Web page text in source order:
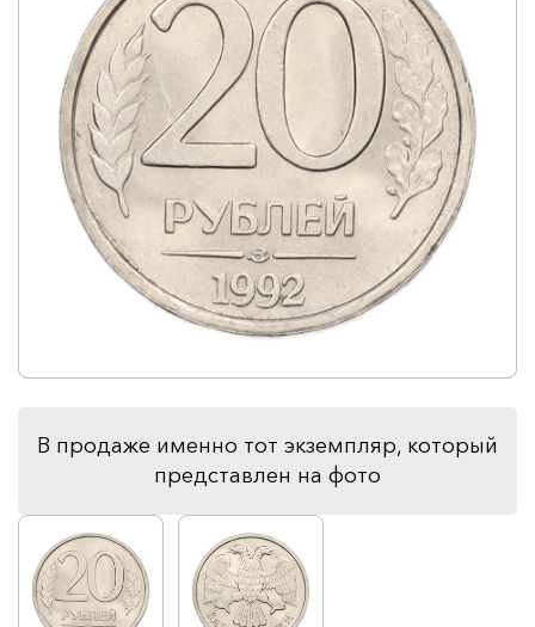
В продаже именно тот экземпляр, который
представлен на фото